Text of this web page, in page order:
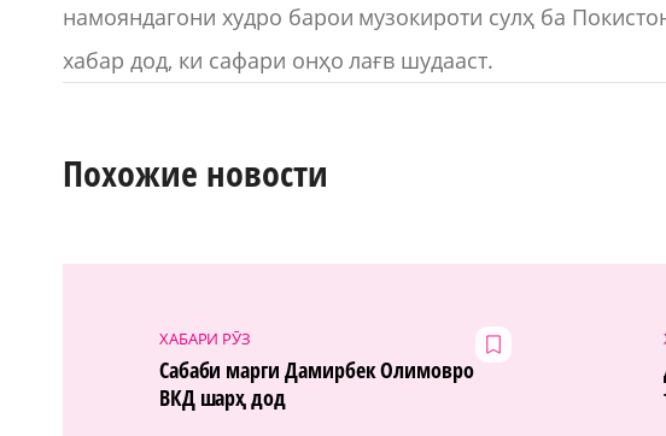
намояндагони худро барои музокироти сулҳ ба
хабар дод, ки сафари онҳо лағв шудааст.
Похожие новости
ХАБАРИ РӮЗ
Сабаби марги Дамирбек Олимовро
ВКД шарҳ дод